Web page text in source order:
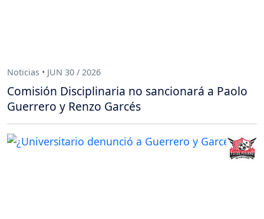
Noticias • JUN 30 / 2026
Comisión Disciplinaria no sancionará a Paolo
Guerrero y Renzo Garcés